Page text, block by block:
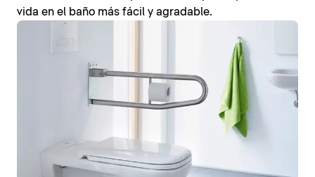
vida en el baño más fácil y agradable.